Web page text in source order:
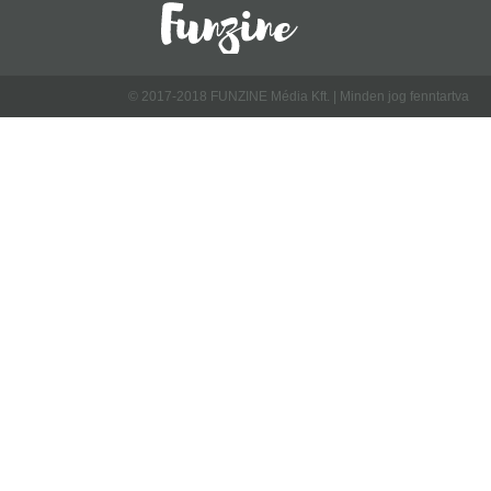
© 2017-2018 FUNZINE Média Kft. | Minden jog fenntartva